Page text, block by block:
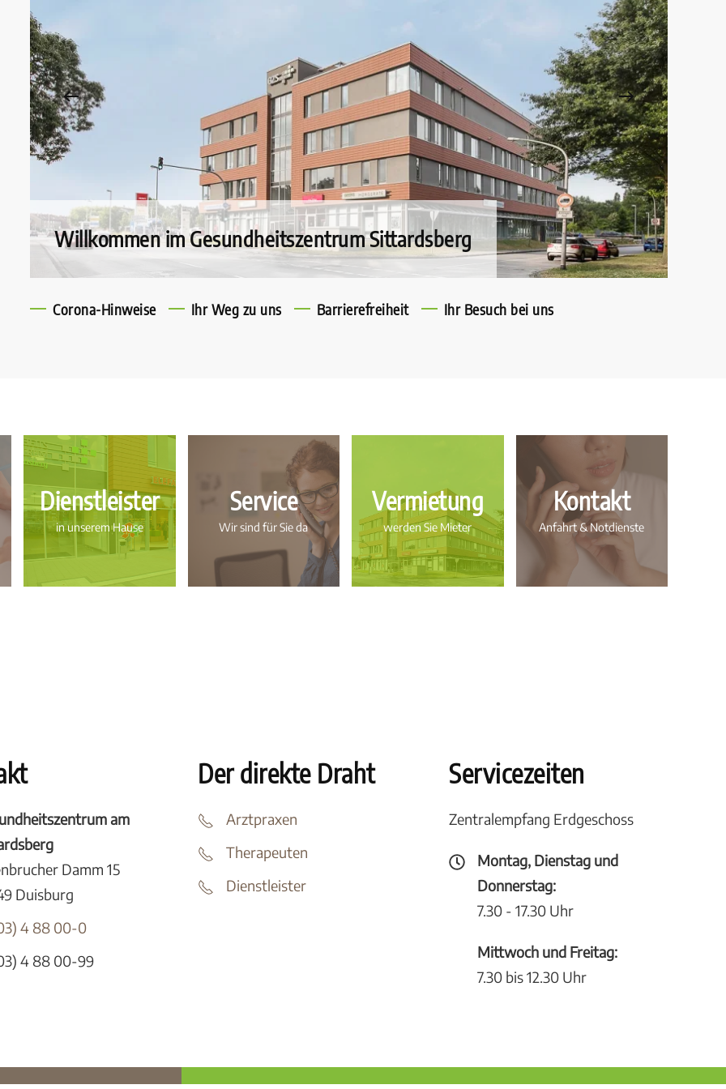
Willkommen im Gesundheitszentrum Sittardsberg
Corona-Hinweise Ihr Weg zu uns Barrierefreiheit Ihr Besuch bei uns
Dienstleister
in unserem Hause
Service
Wir sind für Sie da
Vermietung
werden Sie Mieter
Kontakt
Anfahrt & Notdienste
am
Damm 15
Duisburg
4 88 00-0
4 88 00-99
Der direkte Draht
Arztpraxen
Therapeuten
Dienstleister
Servicezeiten
Zentralempfang Erdgeschoss
Montag, Dienstag und
Donnerstag:
7.30 - 17.30 Uhr
Mittwoch und Freitag:
7.30 bis 12.30 Uhr